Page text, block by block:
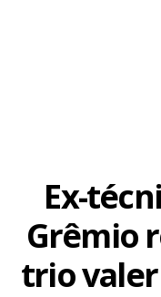
Ex-
Grêmio
trio valer